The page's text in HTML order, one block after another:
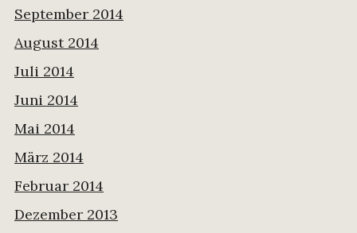
September 2014
August 2014
Juli 2014
Juni 2014
Mai 2014
März 2014
Februar 2014
Dezember 2013